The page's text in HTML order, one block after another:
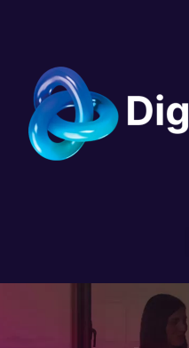
website
includes
accessibility
system.